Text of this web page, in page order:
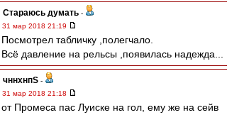
Стараюсь думать -
31 мар 2018 21:19
Посмотрел табличку ,полегчало.
Всё давление на рельсы ,появилась надежда...
чннхнпS -
31 мар 2018 21:18
от Промеса пас Луиске на гол, ему же на сейв